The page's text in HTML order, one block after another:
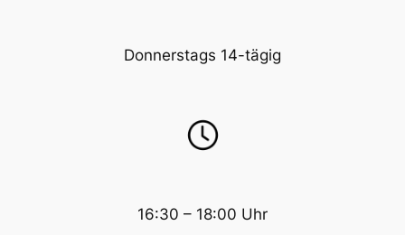
Donnerstags 14-tägig
16:30 – 18:00 Uhr